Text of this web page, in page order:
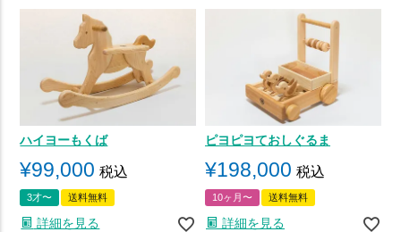
ハイヨーもくば
¥99,000 税込
3才〜 送料無料
詳細を見る
ピヨピヨておしぐるま
¥198,000 税込
10ヶ月〜 送料無料
詳細を見る